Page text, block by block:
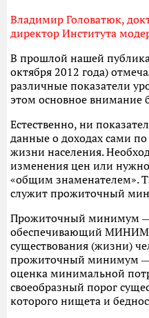
Владимир Головатюк,
директор Института
В прошлой нашей
октября 2012 года)
различные показатели
этом основное внимание
Естественно, ни
данные о доходах сами
жизни населения.
изменения цен или
«общим знаменателем».
служит прожиточный
Прожиточный минимум ―
обеспечивающий
существования (жизни)
прожиточный минимум ―
оценка минимальной
своеобразный порог
которого нищета и